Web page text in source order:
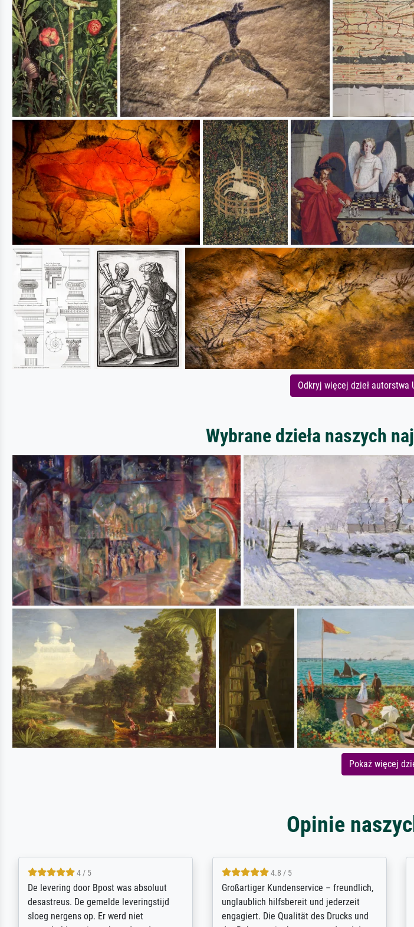
Odkryj więcej dzieł autorstwa
Wybrane dzieła naszych
Pokaż więcej
Opinie
5 / 5
Sehr gute Qualität des Leinwanddrucks
und des Rahmens! Unser Bild wurde
sehr sorgfältig und sicher verpackt, so
5 / 5
Für ein Erinnerungsbuch mit der
Feldpost meines Großvaters aus dem 1.
Weltkrieg benötigte ich ein